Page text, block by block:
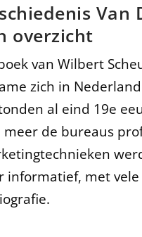
Van
overzicht
van Wilbert
zich in
al eind 19e
meer de bureaus
informatief, met